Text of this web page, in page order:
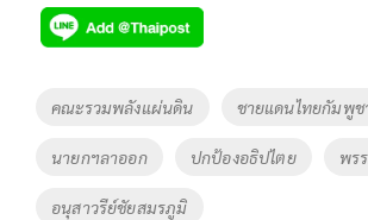
e
b
o
k
tt
er
p
y
Li
k
Tags
คณะรวมพลังแผ่นดิน ชายแดนไทยกัมพูช
นายกฯลาออก ปกป้องอธิปไตย พร
อนุสาวรีย์ชัยสมรภูมิ